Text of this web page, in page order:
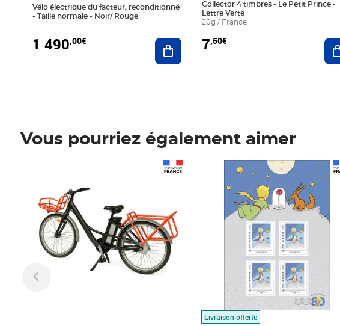
Vélo électrique du facteur, reconditionné
- Taille normale - Noir/ Rouge
1 490,00€ Ajouter au panier
Collector 4 timbres - Le Petit Prince -
Lettre Verte
20g / France
7,50€
Vous pourriez également aimer
Livraison offerte
Prix 7,50€